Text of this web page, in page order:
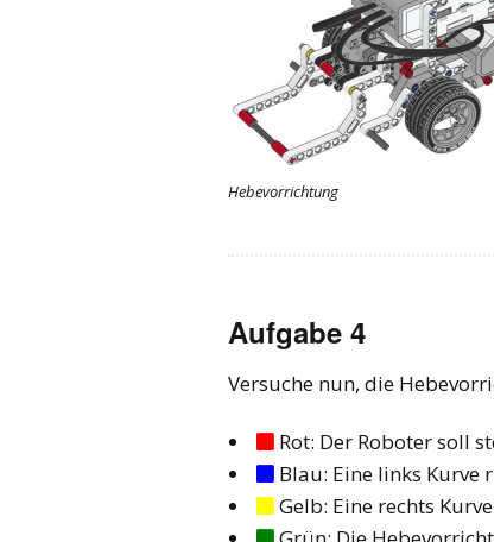
Hebevorrichtung
Aufgabe 4
Versuche nun, die
Rot: Der Roboter soll
Blau: Eine links Kurve
Gelb: Eine rechts